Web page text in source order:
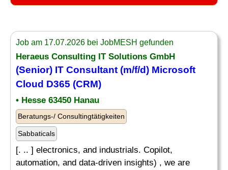
Job am 17.07.2026 bei JobMESH gefunden
Heraeus Consulting ITSolutions GmbH
(Senior) IT Consultant (m/f/d) Microsoft
Cloud D365 (CRM)
• Hesse 63450 Hanau
Beratungs-/ Consultingtätigkeiten
Sabbaticals
[. .. ] electronics, and industrials. Copilot,
automation, and data-driven insights) , we are